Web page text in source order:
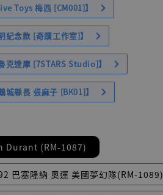
Toys 梅西 [CM001]】
念款 [奇蹟工作室]】
克達摩 [7STARS Studio]】
縣長 張麻子 [BK01]】
Durant (RM-1087)
巴塞隆納 奧運 美國夢幻隊(RM-1089)